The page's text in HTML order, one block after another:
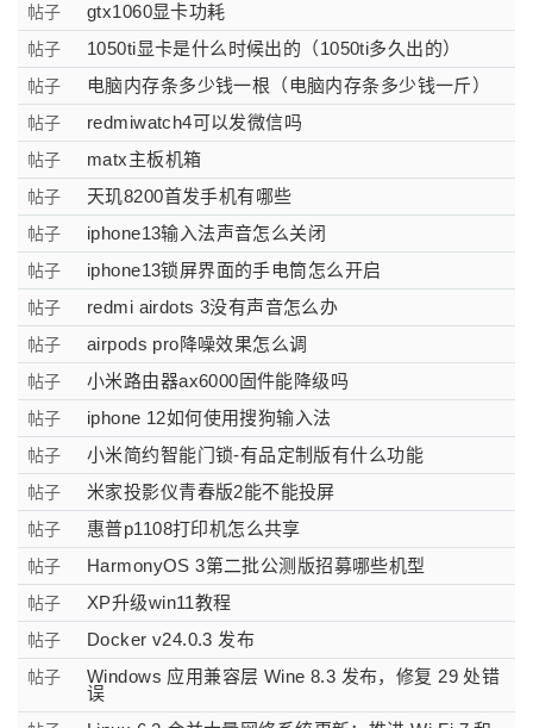
帖子 gtx1060显卡功耗
帖子 1050ti显卡是什么时候出的（1050ti多久出的）
帖子 电脑内存条多少钱一根（电脑内存条多少钱一斤）
帖子 redmiwatch4可以发微信吗
帖子 matx主板机箱
帖子 天玑8200首发手机有哪些
帖子 iphone13输入法声音怎么关闭
帖子 iphone13锁屏界面的手电筒怎么开启
帖子 redmi airdots 3没有声音怎么办
帖子 airpods pro降噪效果怎么调
帖子 小米路由器ax6000固件能降级吗
帖子 iphone 12如何使用搜狗输入法
帖子 小米简约智能门锁-有品定制版有什么功能
帖子 米家投影仪青春版2能不能投屏
帖子 惠普p1108打印机怎么共享
帖子 HarmonyOS 3第二批公测版招募哪些机型
帖子 XP升级win11教程
帖子 Docker v24.0.3 发布
帖子
Windows 应用兼容层 Wine 8.3 发布，修复 29 处错
误